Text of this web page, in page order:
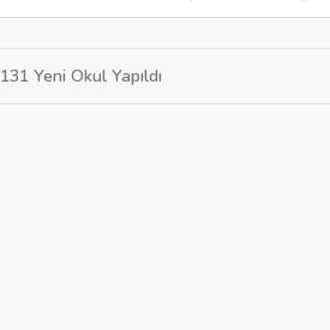
Yeni Okul Yapıldı